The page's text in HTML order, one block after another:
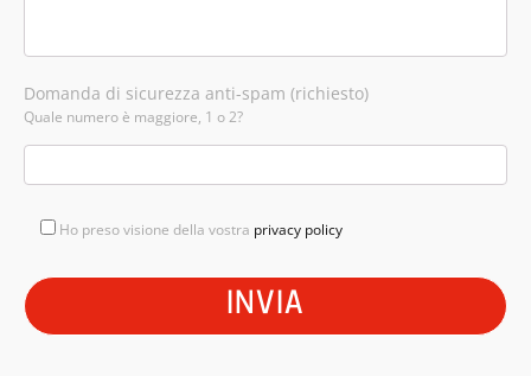
Domanda di sicurezza anti-spam (richiesto)
Quale numero è maggiore, 1 o 2?
Ho preso visione della vostra privacy policy